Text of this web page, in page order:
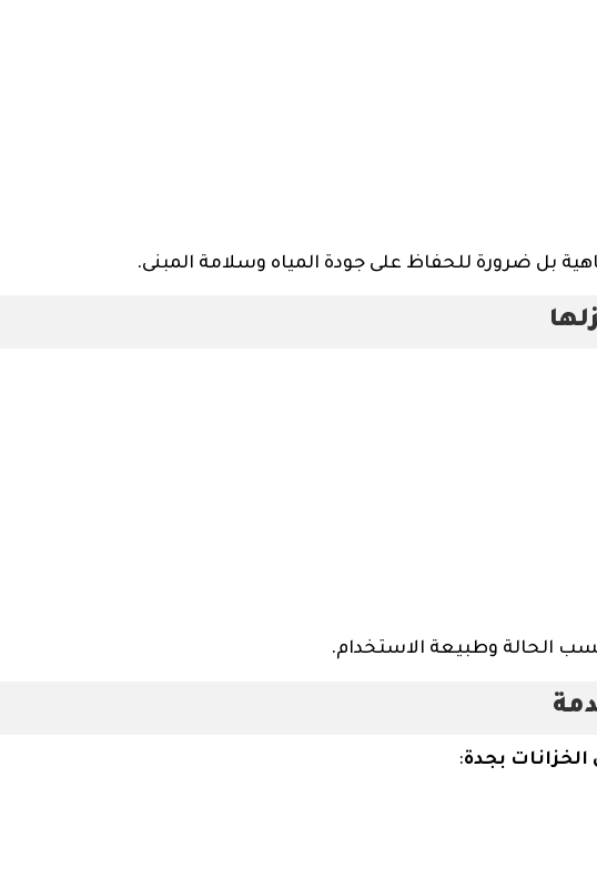
بل ضرورة للحفاظ على جودة المياه وسلامة المبنى.
الحالة وطبيعة الاستخدام.
الخزانات بجدة: